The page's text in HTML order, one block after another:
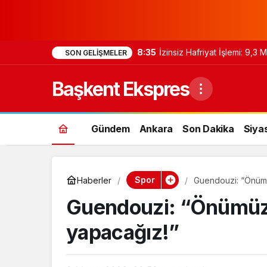
SON GELIŞMELER 8:35 İzinsiz Hafriyat İşlemi: 9,3
Başkent Ekspres
Gündem Ankara Son Dakika
Haberler Spor Guendouzi:
Guendouzi:
yapacağız!”